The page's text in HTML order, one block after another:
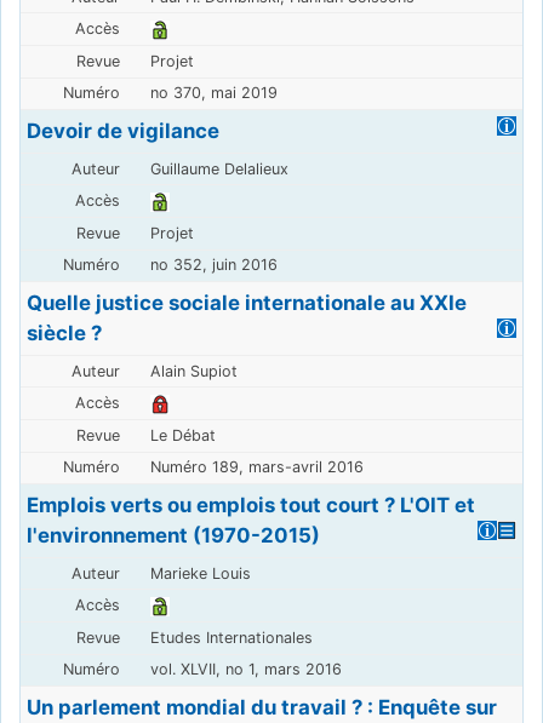
Projet
no 370, mai 2019
Devoir de vigilance
Guillaume Delalieux
Projet
no 352, juin 2016
Quelle justice sociale internationale au XXIe
siècle ?
Alain Supiot
Le Débat
Numéro 189, mars-avril 2016
Emplois verts ou emplois tout court ? L'OIT et
l'environnement (1970-2015)
Marieke Louis
Etudes Internationales
vol. XLVII, no 1, mars 2016
Un parlement mondial du travail ? : Enquête sur